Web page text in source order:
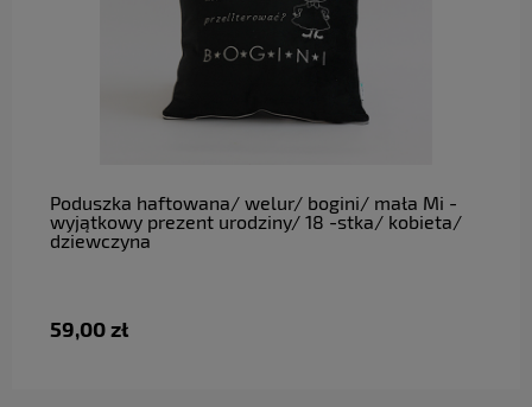
Poduszka haftowana/ welur/ bogini/ mała Mi -
wyjątkowy prezent urodziny/ 18 -stka/ kobieta/
dziewczyna
59,00 zł
do koszyka